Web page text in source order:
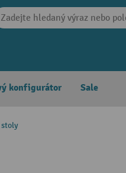
konfigurátor Sale
stoly